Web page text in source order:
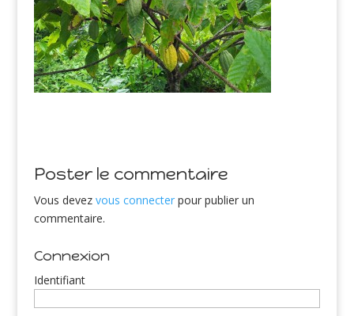
Poster le commentaire
Vous devez vous connecterpour publier un
commentaire.
Connexion
Identifiant